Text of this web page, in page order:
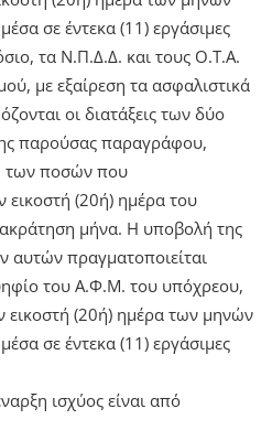
σε έντεκα (11) εργάσιμες
τα Ν.Π.Δ.Δ. και τους Ο.Τ.Α.
με εξαίρεση τα ασφαλιστικά
οι διατάξεις των δύο
παρούσας παραγράφου,
των ποσών που
εικοστή (20ή) ημέρα του
μήνα. Η υποβολή της
πραγματοποιείται
του Α.Φ.Μ. του υπόχρεου,
εικοστή (20ή) ημέρα των μηνών
σε έντεκα (11) εργάσιμες
ισχύος είναι από